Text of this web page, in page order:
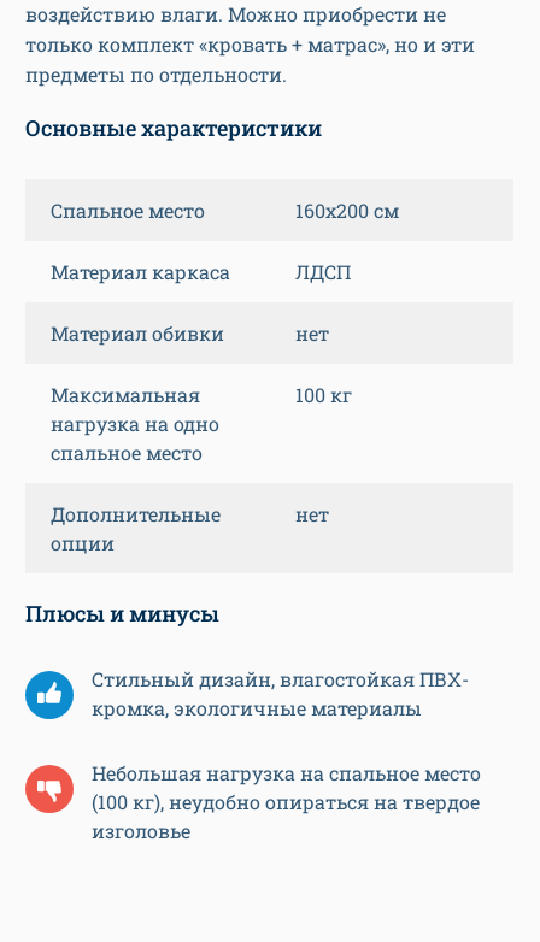
воздействию влаги. Можно приобрести не
только комплект «кровать + матрас», но и эти
предметы по отдельности.
Основные характеристики
Спальное место 160х200 см
Материал каркаса ЛДСП
Материал обивки нет
Максимальная
нагрузка на одно
спальное место
100 кг
Дополнительные
опции
нет
Плюсы и минусы
Стильный дизайн, влагостойкая ПВХ-
кромка, экологичные материалы
Небольшая нагрузка на спальное место
(100 кг), неудобно опираться на твердое
изголовье